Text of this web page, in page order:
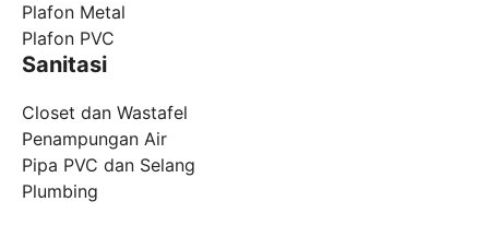
Plafon Metal
Plafon PVC
Sanitasi
Closet dan Wastafel
Penampungan Air
Pipa PVC dan Selang
Plumbing